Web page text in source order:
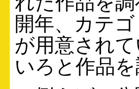
開年、カテ
が用意され
いろと作品